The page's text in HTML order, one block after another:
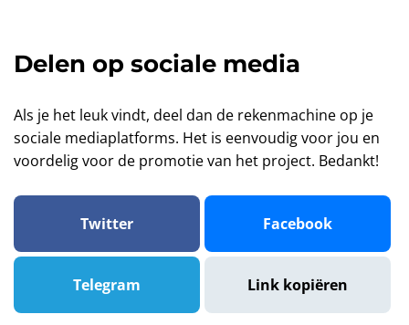
Delen op sociale media
Als je het leuk vindt, deel dan de rekenmachine op je
sociale mediaplatforms. Het is eenvoudig voor jou en
voordelig voor de promotie van het project. Bedankt!
Twitter Facebook
Telegram Link kopiëren